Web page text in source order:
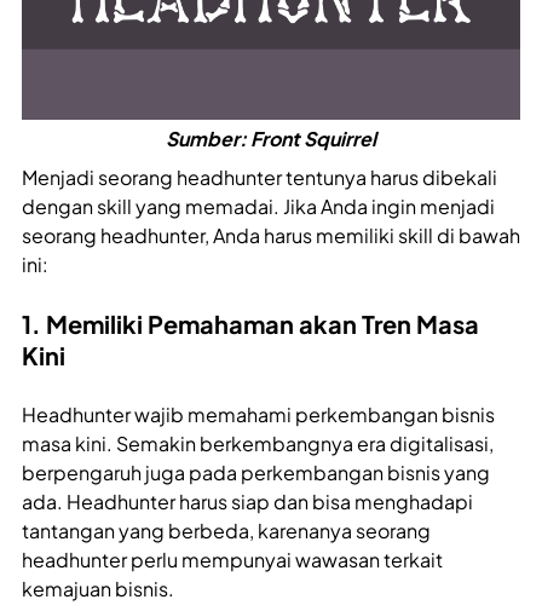
Sumber: Front Squirrel
Menjadi seorang headhunter tentunya harus dibekali
dengan skill yang memadai. Jika Anda ingin menjadi
seorang headhunter, Anda harus memiliki skill di bawah
ini:
1. Memiliki Pemahaman akan Tren Masa
Kini
Headhunter wajib memahami perkembangan bisnis
masa kini. Semakin berkembangnya era digitalisasi,
berpengaruh juga pada perkembangan bisnis yang
ada. Headhunter harus siap dan bisa menghadapi
tantangan yang berbeda, karenanya seorang
headhunter perlu mempunyai wawasan terkait
kemajuan bisnis.